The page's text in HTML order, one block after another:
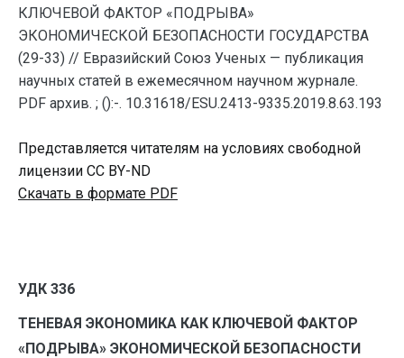
КЛЮЧЕВОЙ ФАКТОР «ПОДРЫВА»
ЭКОНОМИЧЕСКОЙ БЕЗОПАСНОСТИ ГОСУДАРСТВА
(29-33) // Евразийский Союз Ученых — публикация
научных статей в ежемесячном научном журнале.
PDF архив. ; ():-. 10.31618/ESU.2413-9335.2019.8.63.193
Представляется читателям на условиях свободной
лицензии CC BY-ND
Скачать в формате PDF
УДК 336
ТЕНЕВАЯ ЭКОНОМИКА КАК КЛЮЧЕВОЙ ФАКТОР
«ПОДРЫВА» ЭКОНОМИЧЕСКОЙ БЕЗОПАСНОСТИ